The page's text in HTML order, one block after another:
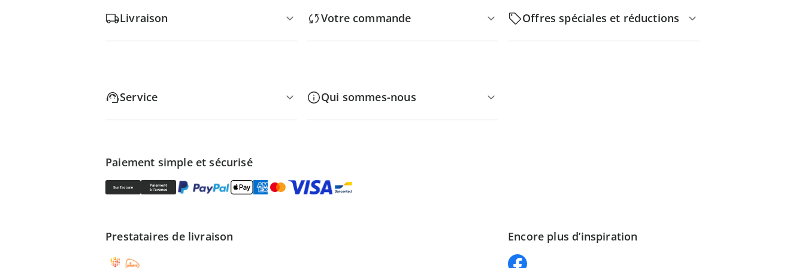
Livraison Votre commande Offres spéciales et réductions
Service Qui sommes-nous
Paiement simple et sécurisé
Prestataires de livraison Encore plus d’inspiration